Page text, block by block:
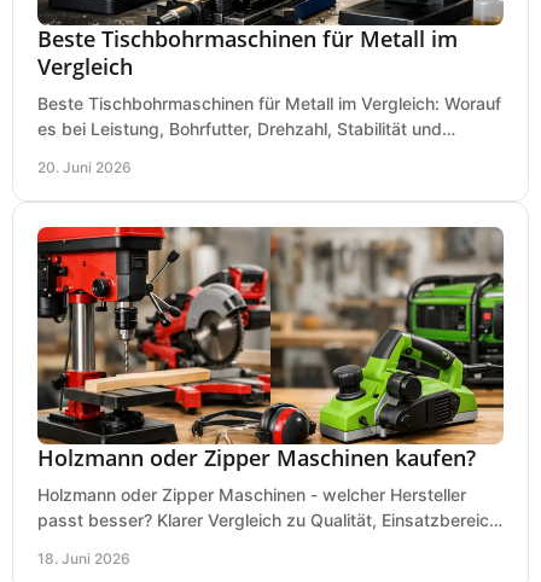
Beste Tischbohrmaschinen für Metall im
Vergleich
Beste Tischbohrmaschinen für Metall im Vergleich: Worauf
es bei Leistung, Bohrfutter, Drehzahl, Stabilität und
20. Juni 2026
Holzmann oder Zipper Maschinen kaufen?
Holzmann oder Zipper Maschinen - welcher Hersteller
passt besser? Klarer Vergleich zu Qualität, Einsatzbereich,
18. Juni 2026